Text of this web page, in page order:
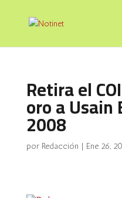
Retira el
oro a
2008
por Redacción | Ene 26,